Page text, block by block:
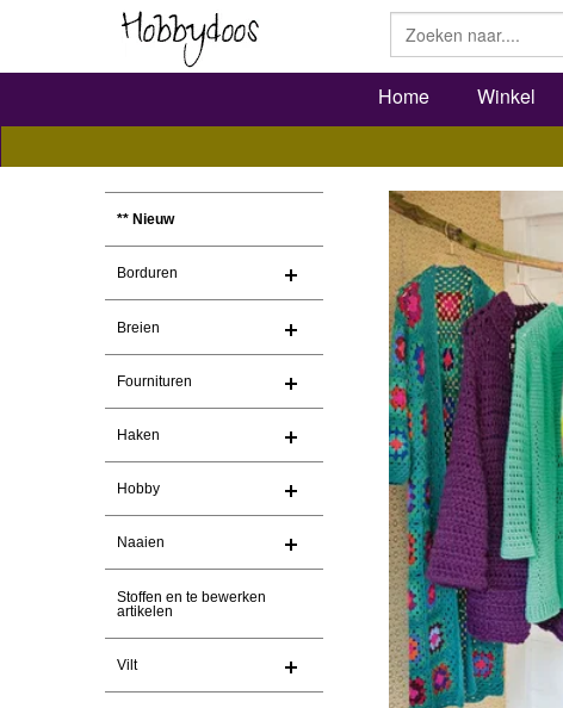
Home Winkel
** Nieuw
Borduren
Breien
Fournituren
Haken
Hobby
Naaien
Stoffen en te bewerken
artikelen
Vilt